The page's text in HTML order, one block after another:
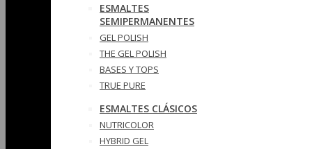
ESMALTES
SEMIPERMANENTES
GEL POLISH
THE GEL POLISH
BASES Y‎ TOPS
TRUE PURE
ESMALTES CLÁSICOS
NUTRICOLOR
HYBRID GEL